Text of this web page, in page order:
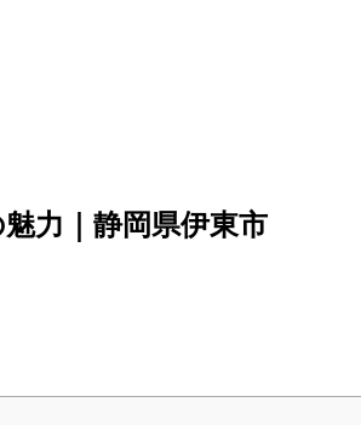
力｜静岡県伊東市